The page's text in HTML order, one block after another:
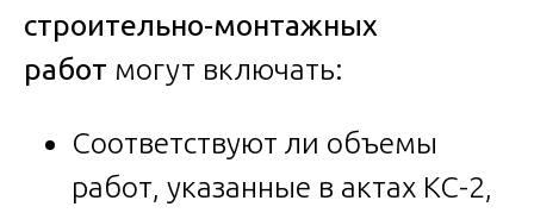
строительно-монтажных
работ могут включать:
Соответствуют ли объемы
работ, указанные в актах КС-2,